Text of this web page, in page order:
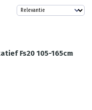
Fs20 105-165cm